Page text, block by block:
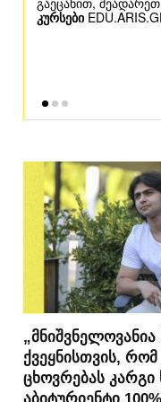
„მნიშვნელოვანია
ქვეყნისთვის,
ცხოვრებას კარგი
აბიტურიენტი